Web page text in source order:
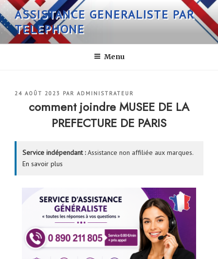
Aller
au
contenu
principal
ASSISTANCE GENERALISTE PAR
TELEPHONE
Menu
PUBLIÉ
24 AOÛT 2023 PAR ADMINISTRATEUR
comment joindre MUSEE DE LA
PREFECTURE DE PARIS
Service indépendant :Assistance non affiliée aux marques.
En savoir plus